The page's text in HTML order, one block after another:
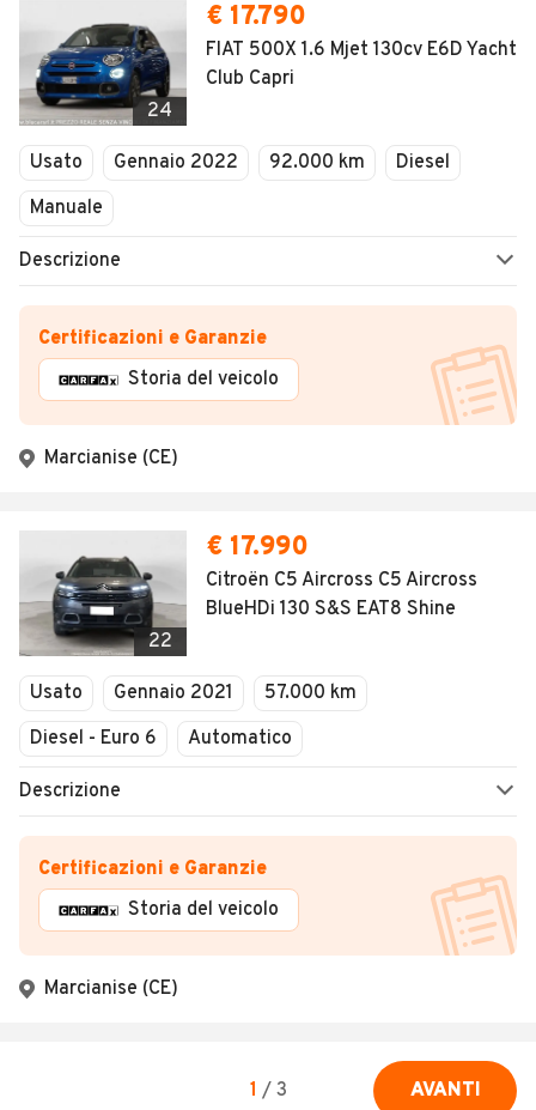
24
€ 17.790
FIAT 500X 1.6 Mjet 130cv E6D Yacht
Club Capri
Usato Gennaio 2022 92.000 km
Diesel
Manuale
Descrizione
Certificazioni e Garanzie
Storia del veicolo
Marcianise (CE)
22
€ 17.990
Citroën C5 Aircross C5 Aircross
BlueHDi 130 S&S EAT8 Shine
Usato Gennaio 2021
57.000 km
Diesel - Euro 6
Automatico
Descrizione
Certificazioni e Garanzie
Storia del veicolo
Marcianise (CE)
1 / 3 AVANTI